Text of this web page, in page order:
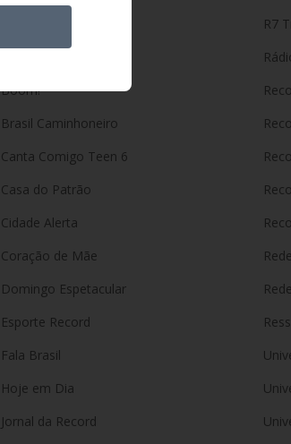
Boom!
Brasil Caminhoneiro
Canta Comigo Teen 6
Casa do Patrão
Cidade Alerta
Coração de Mãe
Domingo Espetacular
Esporte Record
Fala Brasil
Hoje em Dia
Jornal da Record
R7